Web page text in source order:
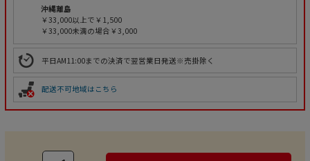
沖縄離島
￥33,000以上で￥1,500
￥33,000未満の場合￥3,000
平日AM11:00までの決済で翌営業日発送※売掛除く
配送不可地域はこちら